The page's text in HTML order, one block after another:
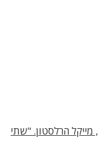
הרלסטון. "שתי